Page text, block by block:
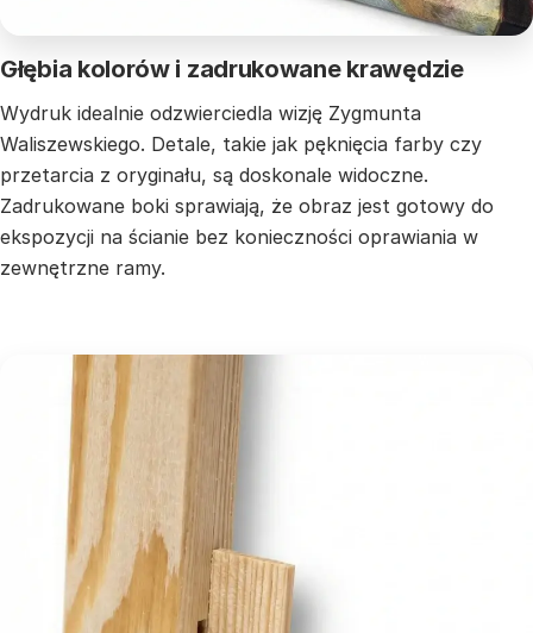
Głębia kolorów i zadrukowane krawędzie
Wydruk idealnie odzwierciedla wizję Zygmunta
Waliszewskiego. Detale, takie jak pęknięcia farby czy
przetarcia z oryginału, są doskonale widoczne.
Zadrukowane boki sprawiają, że obraz jest gotowy do
ekspozycji na ścianie bez konieczności oprawiania w
zewnętrzne ramy.